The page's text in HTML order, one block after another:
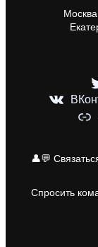
👤💬
Спросить